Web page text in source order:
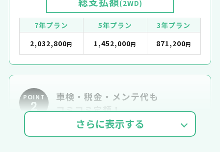
(2WD)
7年プラン 5年プラン
3年プラン
2,032,800円 1,452,000円 871,200円
POINT
2
車検・税金・メンテ代も
コミコミ定額！